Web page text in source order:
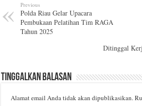
Previous
Polda Riau Gelar Upacara
Pembukaan Pelatihan Tim RAGA
Tahun 2025
Ditinggal
Tinggalkan Balasan
Alamat email Anda tidak akan dipublikasikan.